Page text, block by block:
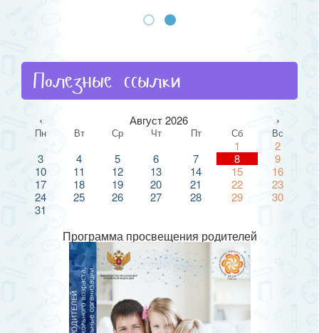
Полезные ссылки
‹ Август 2026 ›
Пн Вт Ср Чт Пт Сб Вс
1
2
3
4 5 6 7 8
9
10
11 12 13 14 15
16
17
18 19 20 21 22
23
24
25 26 27 28 29
30
31
Программа просвещения родителей